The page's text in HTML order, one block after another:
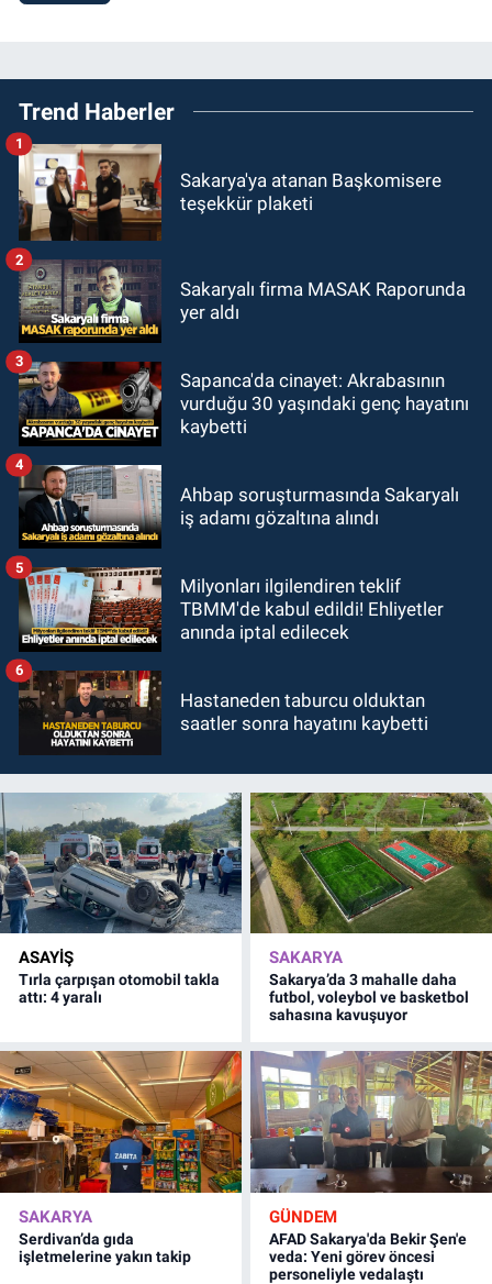
Trend Haberler
Sakarya'ya atanan Başkomisere
teşekkür plaketi
1
Sakaryalı firma MASAK Raporunda
yer aldı
2
Sapanca'da cinayet: Akrabasının
vurduğu 30 yaşındaki genç hayatını
kaybetti
3
Ahbap soruşturmasında Sakaryalı
iş adamı gözaltına alındı
4
Milyonları ilgilendiren teklif
TBMM'de kabul edildi! Ehliyetler
anında iptal edilecek
5
Hastaneden taburcu olduktan
saatler sonra hayatını kaybetti
6
ASAYİŞ
Tırla çarpışan otomobil takla
attı: 4 yaralı
SAKARYA
Sakarya’da 3 mahalle daha
futbol, voleybol ve basketbol
sahasına kavuşuyor
SAKARYA
Serdivan’da gıda
işletmelerine yakın takip
GÜNDEM
AFAD Sakarya'da Bekir Şen'e
veda: Yeni görev öncesi
personeliyle vedalaştı